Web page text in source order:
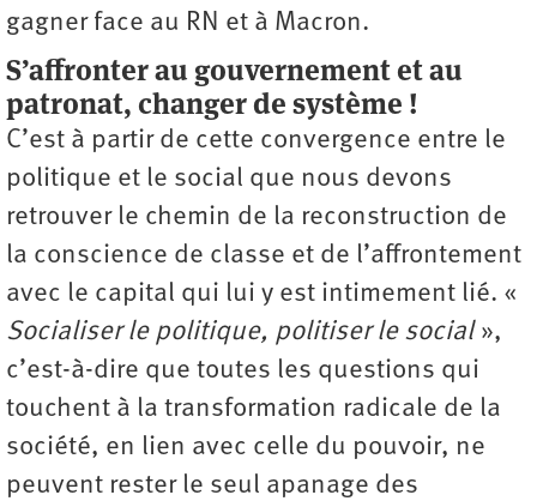
gagner face au RN et à Macron.
S’affronter au gouvernement et au
patronat, changer de système !
C’est à partir de cette convergence entre le
politique et le social que nous devons
retrouver le chemin de la reconstruction de
la conscience de classe et de l’affrontement
avec le capital qui lui y est intimement lié. «
Socialiser le politique, politiser le social»,
c’est-à-dire que toutes les questions qui
touchent à la transformation radicale de la
société, en lien avec celle du pouvoir, ne
peuvent rester le seul apanage des